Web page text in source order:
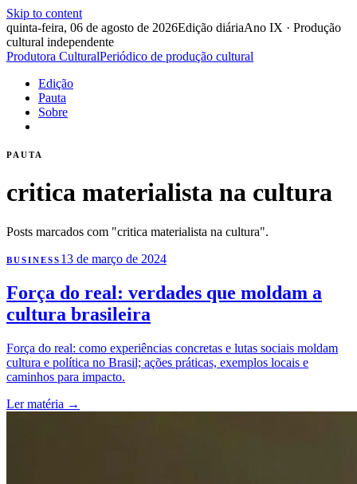
Skip to content
quinta-feira, 06 de agosto de 2026Edição diáriaAno IX · Produção
cultural independente
Produtora CulturalPeriódico de produção cultural
Edição
Pauta
Sobre
PAUTA
critica materialista na cultura
Posts marcados com "critica materialista na cultura".
BUSINESS 13 de março de 2024
Força do real: verdades que moldam a
cultura brasileira
Força do real: como experiências concretas e lutas sociais moldam
cultura e política no Brasil; ações práticas, exemplos locais e
caminhos para impacto.
Ler matéria →